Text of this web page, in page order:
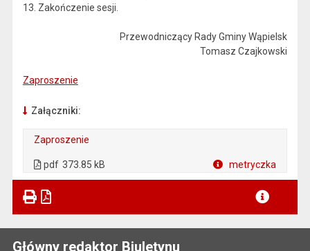
13. Zakończenie sesji.
Przewodniczący Rady Gminy Wąpielsk
Tomasz Czajkowski
Zaproszenie
Załączniki:
Zaproszenie
pdf 373.85 kB metryczka
Główny redaktor Biuletynu